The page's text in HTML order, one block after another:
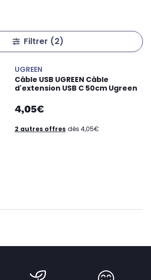
Filtrer (2)
UGREEN
Câble USB UGREEN Câble
d'extension USB C 50cm Ugreen
4,05€
2 autres offres dès 4,05€